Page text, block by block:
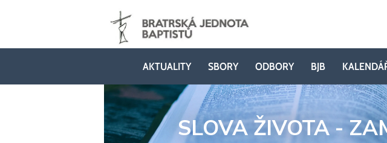
AKTUALITY SBORY ODBORY BJB
SLOVA ŽIVOTA -